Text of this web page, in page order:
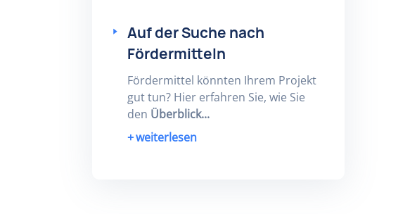
Auf der Suche nach
Fördermitteln
Fördermittel könnten Ihrem Projekt
gut tun? Hier erfahren Sie, wie Sie
den Überblick...
weiterlesen